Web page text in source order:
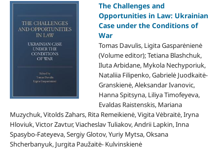
The Challenges and
Opportunities in Law: Ukrainian
Case under the Conditions of
War
Tomas Davulis, Ligita Gasparėnienė
(Volume editor); Tetiana Blashchuk,
Iluta Arbidane, Mykola Nechyporiuk,
Nataliia Filipenko, Gabrielė Juodkaitė-
Granskienė, Aleksandar Ivanovic,
Hanna Spitsyna, Liliya Timofeyeva,
Evaldas Raistenskis, Mariana
Muzychuk, Vitolds Zahars, Rita Remeikienė, Vigita Vėbraitė, Iryna
Hloviuk, Victor Zavtur, Viacheslav Tuliakov, Andrii Lapkin, Inna
Spasybo-Fateyeva, Sergiy Glotov, Yuriy Mytsa, Oksana
Shcherbanyuk, Jurgita Paužaitė- Kulvinskienė